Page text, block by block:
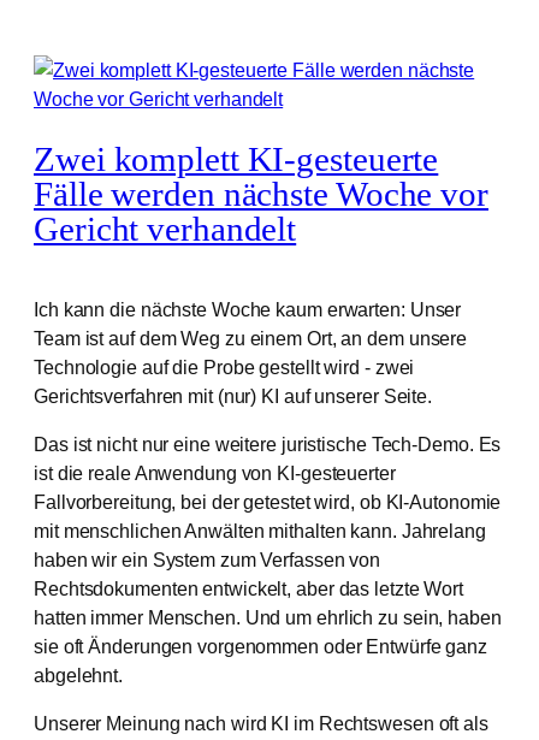
Zwei komplett KI-gesteuerte
Fälle werden nächste Woche vor
Gericht verhandelt
Ich kann die nächste Woche kaum erwarten: Unser
Team ist auf dem Weg zu einem Ort, an dem unsere
Technologie auf die Probe gestellt wird - zwei
Gerichtsverfahren mit (nur) KI auf unserer Seite.
Das ist nicht nur eine weitere juristische Tech-Demo. Es
ist die reale Anwendung von KI-gesteuerter
Fallvorbereitung, bei der getestet wird, ob KI-Autonomie
mit menschlichen Anwälten mithalten kann. Jahrelang
haben wir ein System zum Verfassen von
Rechtsdokumenten entwickelt, aber das letzte Wort
hatten immer Menschen. Und um ehrlich zu sein, haben
sie oft Änderungen vorgenommen oder Entwürfe ganz
abgelehnt.
Unserer Meinung nach wird KI im Rechtswesen oft als